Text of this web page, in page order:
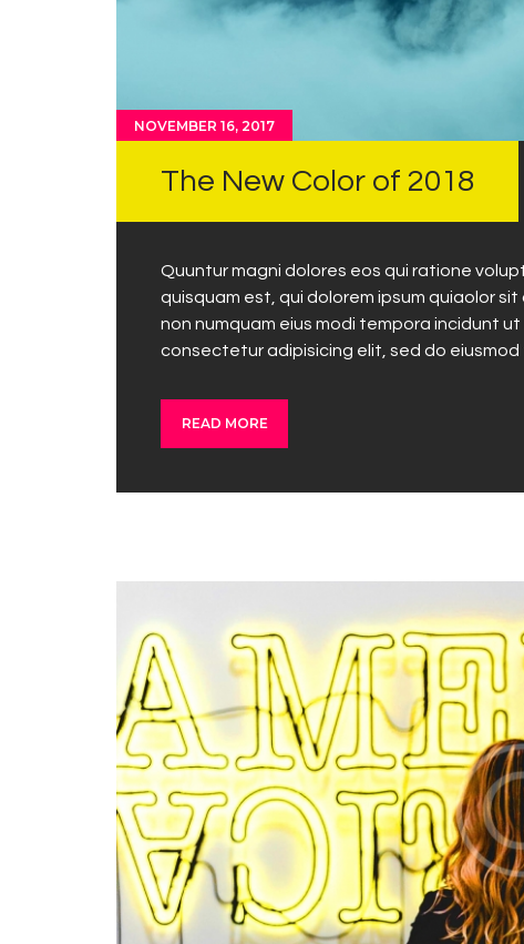
NOVEMBER 16, 2017
The New Color of 2018
Quuntur magni dolores eos qui ratione
quisquam est, qui dolorem ipsum quiaolor
non numquam eius modi tempora incidunt
consectetur adipisicing elit, sed do
READ MORE